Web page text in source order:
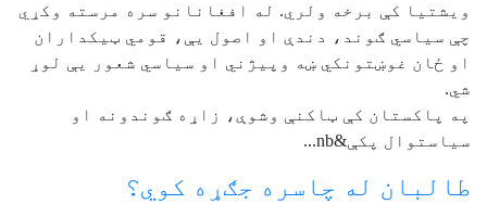
ویشتیا کې برخه ولري. له افغانانو سره مرسته وکړي
چې سیاسي ګوند، دندې او اصول یې، قومي ټیکداران
او ځان غوښتونکي ښه وپیژني او سیاسي شعور یې لوړ
شي.
په پاکستان کې ټاکنې وشوې، زاړه ګوندونه او
سياستوال پکې&nb...
طالبان له چاسره جګړه کوي؟